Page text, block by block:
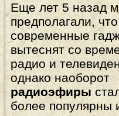
Еще лет 5 назад
предполагали, что
современные
вытеснят со
радио и
однако наоборот
радиоэфиры
более популярны